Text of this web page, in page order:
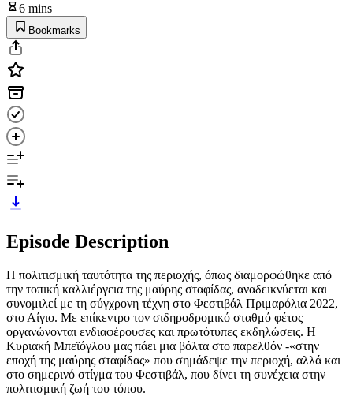
6 mins
Bookmarks
Episode Description
Η πολιτισμική ταυτότητα της περιοχής, όπως διαμορφώθηκε από
την τοπική καλλιέργεια της μαύρης σταφίδας, αναδεικνύεται και
συνομιλεί με τη σύγχρονη τέχνη στο Φεστιβάλ Πριμαρόλια 2022,
στο Αίγιο. Με επίκεντρο τον σιδηροδρομικό σταθμό φέτος
οργανώνονται ενδιαφέρουσες και πρωτότυπες εκδηλώσεις. Η
Κυριακή Μπεϊόγλου μας πάει μια βόλτα στο παρελθόν -«στην
εποχή της μαύρης σταφίδας» που σημάδεψε την περιοχή, αλλά και
στο σημερινό στίγμα του Φεστιβάλ, που δίνει τη συνέχεια στην
πολιτισμική ζωή του τόπου.